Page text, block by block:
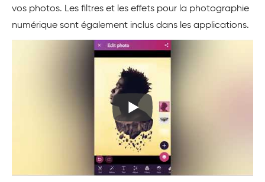
vos photos. Les filtres et les effets pour la photographie
numérique sont également inclus dans les applications.